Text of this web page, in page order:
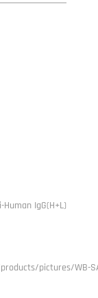
IgG(H+L)
pictures/WB-